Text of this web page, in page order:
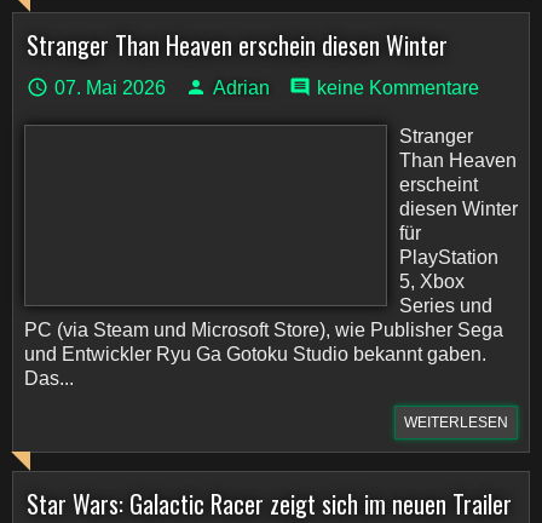
Stranger Than Heaven erschein diesen Winter
07. Mai 2026 Adrian keine Kommentare
Stranger
Than Heaven
erscheint
diesen Winter
für
PlayStation
5, Xbox
Series und
PC (via Steam und Microsoft Store), wie Publisher Sega
und Entwickler Ryu Ga Gotoku Studio bekannt gaben.
Das...
WEITERLESEN
Star Wars: Galactic Racer zeigt sich im neuen Trailer